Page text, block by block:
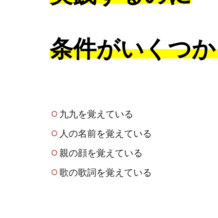
条件がいくつ
九九を覚えている
人の名前を覚えている
親の顔を覚えている
歌の歌詞を覚えている